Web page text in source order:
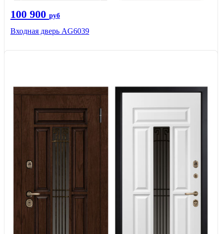
100 900 руб
Входная дверь AG6039